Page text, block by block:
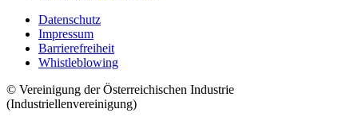
Datenschutz
Impressum
Barrierefreiheit
Whistleblowing
© Vereinigung der Österreichischen Industrie
(Industriellenvereinigung)